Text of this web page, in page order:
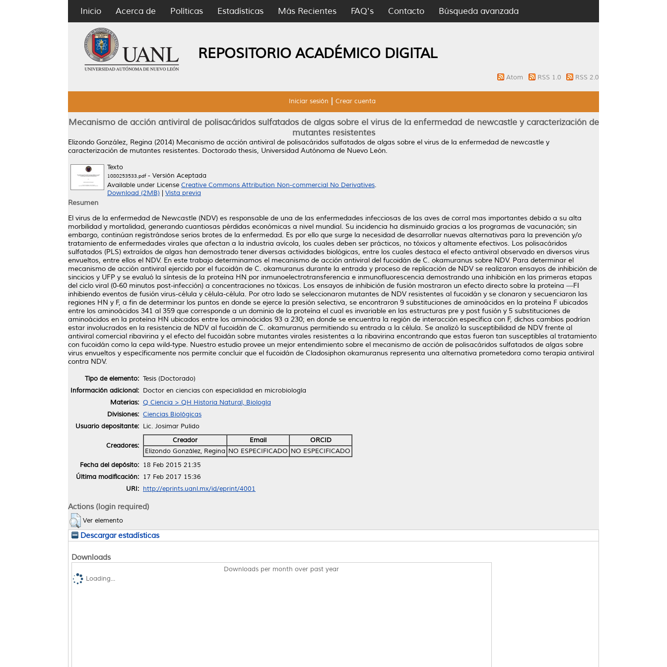
Inicio Acerca de Políticas Estadísticas Más Recientes FAQ's Contacto Búsqueda avanzada
REPOSITORIO ACADÉMICO DIGITAL
Atom RSS 1.0 RSS 2.0
Iniciar sesión Crear cuenta
Mecanismo de acción antiviral de polisacáridos sulfatados de algas sobre el virus de la enfermedad de newcastle y caracterización de
mutantes resistentes
Elizondo González, Regina (2014) Mecanismo de acción antiviral de polisacáridos sulfatados de algas sobre el virus de la enfermedad de newcastle y
caracterización de mutantes resistentes. Doctorado thesis, Universidad Autónoma de Nuevo León.
Texto
1080253533.pdf- Versión Aceptada
Available under License Creative Commons Attribution Non-commercial No Derivatives.
Download (2MB)
Vista previa
Resumen
El virus de la enfermedad de Newcastle (NDV) es responsable de una de las enfermedades infecciosas de las aves de corral mas importantes debido a su alta
morbilidad y mortalidad, generando cuantiosas pérdidas económicas a nivel mundial. Su incidencia ha disminuido gracias a los programas de vacunación; sin
embargo, continúan registrándose serios brotes de la enfermedad. Es por ello que surge la necesidad de desarrollar nuevas alternativas para la prevención y/o
tratamiento de enfermedades virales que afectan a la industria avícola, los cuales deben ser prácticos, no tóxicos y altamente efectivos. Los polisacáridos
sulfatados (PLS) extraídos de algas han demostrado tener diversas actividades biológicas, entre los cuales destaca el efecto antiviral observado en diversos virus
envueltos, entre ellos el NDV. En este trabajo determinamos el mecanismo de acción antiviral del fucoidán de C. okamuranus sobre NDV. Para determinar el
mecanismo de acción antiviral ejercido por el fucoidán de C. okamuranus durante la entrada y proceso de replicación de NDV se realizaron ensayos de inhibición de
sincicios y UFP y se evaluó la síntesis de la proteína HN por inmunoelectrotransferencia e inmunofluorescencia demostrando una inhibición en las primeras etapas
del ciclo viral (0-60 minutos post-infección) a concentraciones no tóxicas. Los ensayos de inhibición de fusión mostraron un efecto directo sobre la proteína ―F‖
inhibiendo eventos de fusión virus-célula y célula-célula. Por otro lado se seleccionaron mutantes de NDV resistentes al fucoidán y se clonaron y secuenciaron las
regiones HN y F, a fin de determinar los puntos en donde se ejerce la presión selectiva, se encontraron 9 substituciones de aminoácidos en la proteína F ubicados
entre los aminoácidos 341 al 359 que corresponde a un dominio de la proteína el cual es invariable en las estructuras pre y post fusión y 5 substituciones de
aminoácidos en la proteína HN ubicados entre los aminoácidos 93 a 230; en donde se encuentra la región de interacción específica con F, dichos cambios podrían
estar involucrados en la resistencia de NDV al fucoidán de C. okamuranus permitiendo su entrada a la célula. Se analizó la susceptibilidad de NDV frente al
antiviral comercial ribavirina y el efecto del fucoidán sobre mutantes virales resistentes a la ribavirina encontrando que estas fueron tan susceptibles al tratamiento
con fucoidán como la cepa wild-type. Nuestro estudio provee un mejor entendimiento sobre el mecanismo de acción de polisacáridos sulfatados de algas sobre
virus envueltos y específicamente nos permite concluir que el fucoidán de Cladosiphon okamuranus representa una alternativa prometedora como terapia antiviral
contra NDV.
Tipo de elemento: Tesis (Doctorado)
Información adicional: Doctor en ciencias con especialidad en microbiología
Materias: Q Ciencia > QH Historia Natural, Biología
Divisiones: Ciencias Biológicas
Usuario depositante: Lic. Josimar Pulido
Creadores:
Creador Email
ORCID
Elizondo González, Regina NO ESPECIFICADO NO ESPECIFICADO
Fecha del depósito: 18 Feb 2015 21:35
Última modificación: 17 Feb 2017 15:36
URI: http://eprints.uanl.mx/id/eprint/4001
Actions (login required)
Ver elemento
Descargar estadísticas
Downloads
Downloads per month over past year
Loading...